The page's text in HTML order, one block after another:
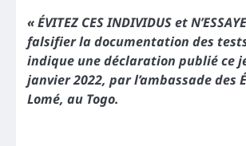
« ÉVITEZ CES INDIVIDUS et
falsifier la documentation des tests
indique une déclaration publié ce
janvier 2022, par l’ambassade des
Lomé, au Togo.